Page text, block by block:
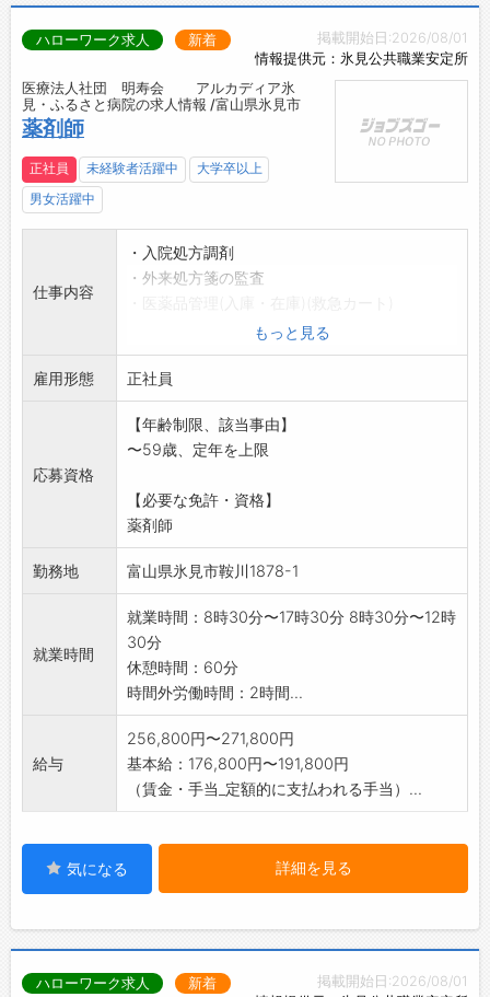
掲載開始日:2026/08/01
情報提供元：氷見公共職業安定所
ハローワーク求人 新着
医療法人社団 明寿会 アルカディア氷
見・ふるさと病院の求人情報 /富山県氷見市
薬剤師
正社員 未経験者活躍中
大学卒以上
男女活躍中
仕事内容
・入院処方調剤
・外来処方箋の監査
・医薬品安全使用の業務手順書(薬局業務チェッ
クリスト)
※面接希望の方はハローワークから『紹介状』
の交付を受けてくだ
さい。
「変更範囲:
もっと見る
雇用形態 正社員
応募資格
【年齢制限、該当事由】
〜59歳、定年を上限
【必要な免許・資格】
薬剤師
勤務地 富山県氷見市鞍川1878-1
就業時間
就業時間：8時30分〜17時30分 8時30分〜12時
30分
休憩時間：60分
時間外労働時間：2時間...
給与
256,800円〜271,800円
基本給：176,800円〜191,800円
（賃金・手当_定額的に支払われる手当）...
気になる 詳細を見る
掲載開始日:2026/08/01
ハローワーク求人 新着